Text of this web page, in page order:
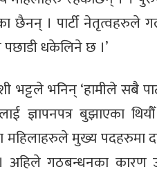
छैनन् । पार्टी नेतृत्वहरुले
धकेलिने छ ।’
भनिन् ‘हामीले सबै
बुझाएका
महिलाहरुले मुख्य पदहरुमा
अहिले गठबन्धनका कारण